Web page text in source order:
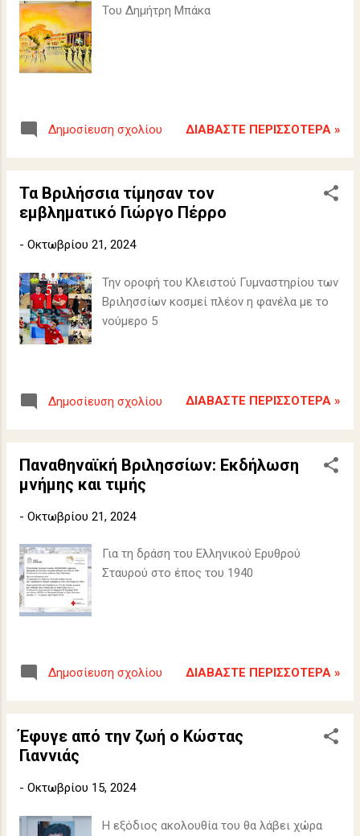
Του Δημήτρη Μπάκα
Δημοσίευση σχολίου ΔΙΑΒΆΣΤΕ ΠΕΡΙΣΣΌΤΕΡΑ »
Τα Βριλήσσια τίμησαν τον
εμβληματικό Γιώργο Πέρρο
- Οκτωβρίου 21, 2024
Την οροφή του Κλειστού Γυμναστηρίου των
Βριλησσίων κοσμεί πλέον η φανέλα με το
νούμερο 5
Δημοσίευση σχολίου ΔΙΑΒΆΣΤΕ ΠΕΡΙΣΣΌΤΕΡΑ »
Παναθηναϊκή Βριλησσίων: Εκδήλωση
μνήμης και τιμής
- Οκτωβρίου 21, 2024
Για τη δράση του Ελληνικού Ερυθρού
Σταυρού στο έπος του 1940
Δημοσίευση σχολίου ΔΙΑΒΆΣΤΕ ΠΕΡΙΣΣΌΤΕΡΑ »
Έφυγε από την ζωή ο Κώστας
Γιαννιάς
- Οκτωβρίου 15, 2024
Η εξόδιος ακολουθία του θα λάβει χώρα